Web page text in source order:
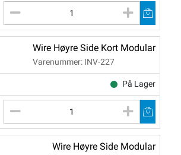
Wire Høyre Side Kort Modular
Varenummer: INV-227
På Lager
Wire Høyre Side Modular